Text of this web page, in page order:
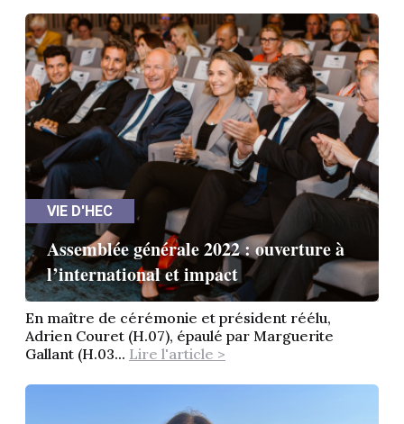
VIE D'HEC
Assemblée générale 2022 : ouverture à
l’international et impact
En maître de cérémonie et président réélu,
Adrien Couret (H.07), épaulé par Marguerite
Gallant (H.03... Lire l'article >